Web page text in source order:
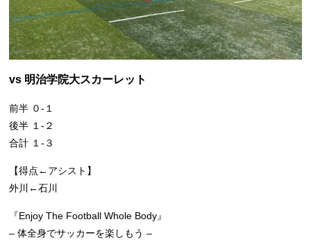
vs 明治学院大スカーレット
前半 ０-１
後半 １-２
合計 １-３
【得点←アシスト】
外川←石川
『Enjoy The Football Whole Body』
– 体全身でサッカーを楽しもう –